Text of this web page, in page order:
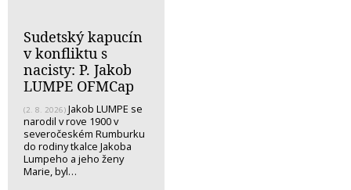
Sudetský kapucín
v konfliktu s
nacisty: P. Jakob
LUMPE OFMCap
(2. 8. 2026) Jakob LUMPE se
narodil v rove 1900 v
severočeském Rumburku
do rodiny tkalce Jakoba
Lumpeho a jeho ženy
Marie, byl…